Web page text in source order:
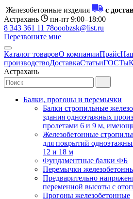
Железобетонные изделия
с
Астрахань
пн-пт 9:00–18:00
8 343 361 11 78ooobzsk@list.ru
Перезвоните мне
Каталог товаровО компанииПрайс
производствоДоставкаСтатьиГОСТы
Астрахань
Балки, прогоны и перемычки
Балки стропильные
здания одноэтажных
пролетами 6 и 9 м,
Железобетонные
для покрытий
12 и 18 м
Фундаментные балки ФБ
Перемычки
Предварительно
переменной высоты с
Прогоны железобетонные